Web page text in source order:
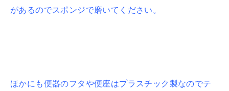
があるのでスポンジで磨いてください。
ほかにも便器のフタや便座はプラスチック製なのでテ